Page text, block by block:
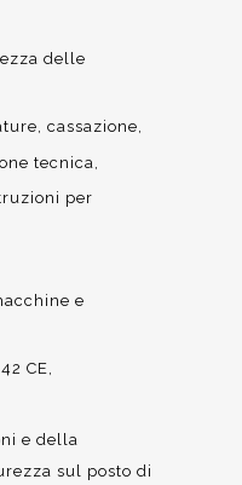
delle
cassazione
tecnica
per
e
CE
e della
sul posto di